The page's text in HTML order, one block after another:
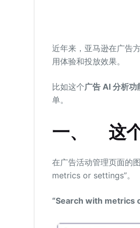
近年来，亚马逊在广告
用体验和投放效果。
比如这个广告 AI 分析功
单。
一、 这
在广告活动管理页面的
metrics or settings”。
“Search with metrics